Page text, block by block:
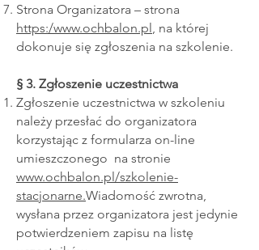
Strona Organizatora – strona
https:/www.ochbalon.pl , na której
dokonuje się zgłoszenia na szkolenie.
§ 3. Zgłoszenie uczestnictwa
Zgłoszenie uczestnictwa w szkoleniu
należy przesłać do organizatora
korzystając z formularza on-line
umieszczonego na stronie
www.ochbalon.pl/szkolenie-
stacjonarne.Wiadomość zwrotna,
wysłana przez organizatora jest jedynie
potwierdzeniem zapisu na listę